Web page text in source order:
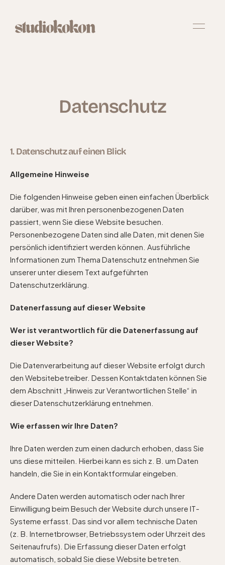
Datenschutz
1. Datenschutz auf einen Blick
Allgemeine Hinweise
Die folgenden Hinweise geben einen einfachen Überblick
darüber, was mit Ihren personenbezogenen Daten
passiert, wenn Sie diese Website besuchen.
Personenbezogene Daten sind alle Daten, mit denen Sie
persönlich identifiziert werden können. Ausführliche
Informationen zum Thema Datenschutz entnehmen Sie
unserer unter diesem Text aufgeführten
Datenschutzerklärung.
Datenerfassung auf dieser Website
Wer ist verantwortlich für die Datenerfassung auf
dieser Website?
Die Datenverarbeitung auf dieser Website erfolgt durch
den Websitebetreiber. Dessen Kontaktdaten können Sie
dem Abschnitt „Hinweis zur Verantwortlichen Stelle“ in
dieser Datenschutzerklärung entnehmen.
Wie erfassen wir Ihre Daten?
Ihre Daten werden zum einen dadurch erhoben, dass Sie
uns diese mitteilen. Hierbei kann es sich z. B. um Daten
handeln, die Sie in ein Kontaktformular eingeben.
Andere Daten werden automatisch oder nach Ihrer
Einwilligung beim Besuch der Website durch unsere IT-
Systeme erfasst. Das sind vor allem technische Daten
(z. B. Internetbrowser, Betriebssystem oder Uhrzeit des
Seitenaufrufs). Die Erfassung dieser Daten erfolgt
automatisch, sobald Sie diese Website betreten.